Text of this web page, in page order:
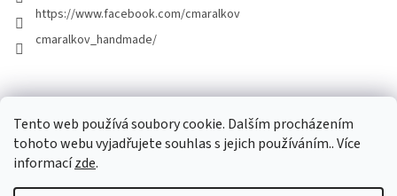
Tento web používá soubory cookie. Dalším procházením
tohoto webu vyjadřujete souhlas s jejich používáním.. Více
informacízde.
https://www.facebook.com/cmaralkov
cmaralkov_handmade/